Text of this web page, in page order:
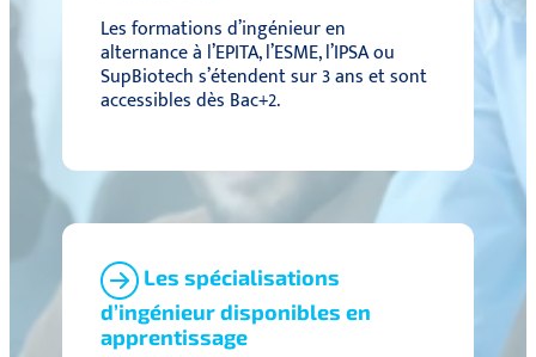
Les formations d’ingénieur en
alternance à l’EPITA, l’ESME, l’IPSA ou
SupBiotech s’étendent sur 3 ans et sont
accessibles dès Bac+2.
Les spécialisations
d’ingénieur disponibles en
apprentissage